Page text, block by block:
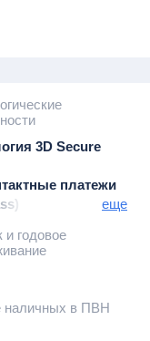
3D Secure
платежи
Pay
еще
и годовое
наличных в ПВН